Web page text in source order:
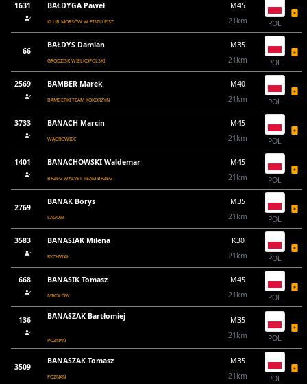
1631 BAŁDYGA Paweł
KLUB MORSÓW W PISZU PISZ
M45
21km
POL
66
BAŁDYS Damian
GRODZISK WIELKOPOLSKI
M35
21km
POL
2569 BAMBER Marek
BAMBERKI TEAM KOKORZYN
M40
21km
POL
3733 BANACH Marcin
WĄGROWIEC
M45
21km
POL
1401 BANACHOWSKI Waldemar
BRZEG WALVET TEAM BRZEG
M45
21km
POL
2769
BANAK Borys
LAGOW
M35
21km
POL
3583 BANASIAK Milena
RYCHWAŁ
K30
21km
POL
668 BANASIK Tomasz
MIKOŁÓW
M45
21km
POL
136 BANASZAK Bartłomiej
POZNAŃ
M35
21km
POL
3509
BANASZAK Tomasz
POZNAŃ
M35
21km
POL